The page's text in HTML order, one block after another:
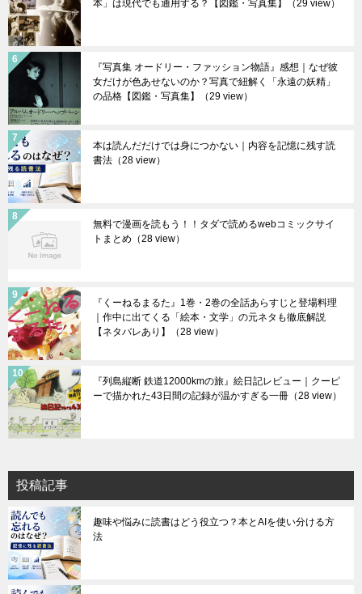
本」は現代でも通用する？【図鑑・写真集】
（29 view）
『写真集 オードリー・ファッション物語』感想｜なぜ彼
女だけが色あせないのか？写真で紐解く「永遠の妖精」
の品格【図鑑・写真集】
（29 view）
本は読んだだけでは身につかない｜内容を記憶に残す読
書法 （28 view）
無料で漫画を読もう！！タダで読めるwebコミックサイ
トまとめ （28 view）
『くーねるまるた』1巻・2巻の全話あらすじと登場料理
｜作中に出てくる「絵本・文学」の元ネタも徹底解説
【ネタバレあり】
（28 view）
『列島縦断 鉄道12000kmの旅』絵日記レビュー｜クーピ
ーで描かれた43日間の記録が温かすぎる一冊 （28 view）
投稿記事
趣味や悩みに読書はどう役立つ？本とAIを使い分ける方
法